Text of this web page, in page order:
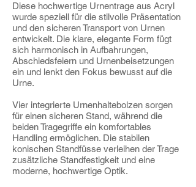
Diese hochwertige Urnentrage aus Acryl
wurde speziell für die stilvolle Präsentation
und den sicheren Transport von Urnen
entwickelt. Die klare, elegante Form fügt
sich harmonisch in Aufbahrungen,
Abschiedsfeiern und Urnenbeisetzungen
ein und lenkt den Fokus bewusst auf die
Urne.
Vier integrierte Urnenhaltebolzen sorgen
für einen sicheren Stand, während die
beiden Tragegriffe ein komfortables
Handling ermöglichen. Die stabilen
konischen Standfüsse verleihen der Trage
zusätzliche Standfestigkeit und eine
moderne, hochwertige Optik.